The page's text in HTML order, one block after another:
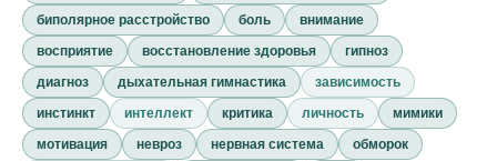
биполярное расстройство
боль
внимание
восприятие
восстановление здоровья
гипноз
диагноз
дыхательная гимнастика
зависимость
инстинкт
интеллект критика личность
мимики
мотивация
невроз нервная система
обморок